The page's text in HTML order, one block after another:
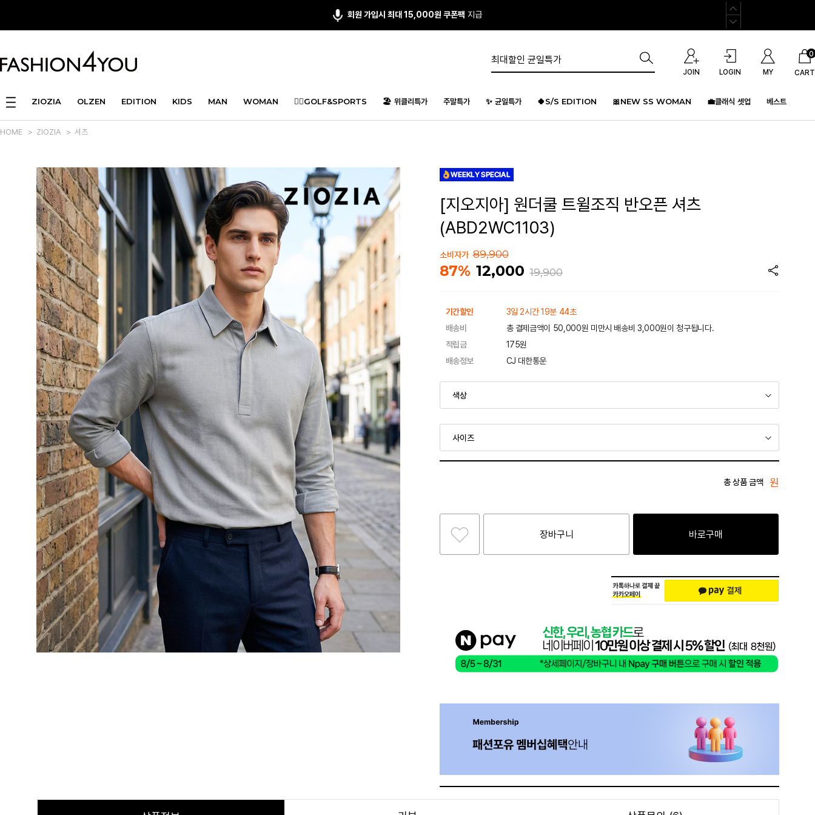
회원 가입시 최대 15,000원 쿠폰팩 지급
JOIN LOGIN MY CART
0
ZIOZIA OLZEN EDITION KIDS MAN WOMAN 🏌️‍♂️GOLF&SPORTS 🏖️ 위클리특가 주말특가 ✨ 균일특가 🍀S/S EDITION 🎀NEW SS WOMAN 💼클래식 셋업 베스트
HOME > ZIOZIA > 셔츠
[지오지아] 원더쿨 트윌조직 반오픈 셔츠
(ABD2WC1103)
소비자가 89,900
87% 12,000 19,900
기간할인
3일 2시간 19분 44초
배송비
총 결제금액이 50,000원 미만시 배송비 3,000원이 청구됩니다.
적립금
175원
배송정보
CJ 대한통운
총 상품 금액 원
장바구니 바로구매